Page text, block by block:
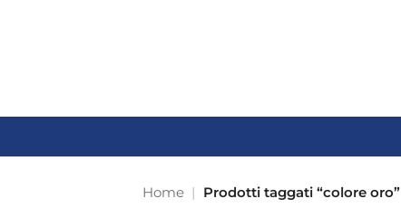
Home | Prodotti taggati “colore oro”